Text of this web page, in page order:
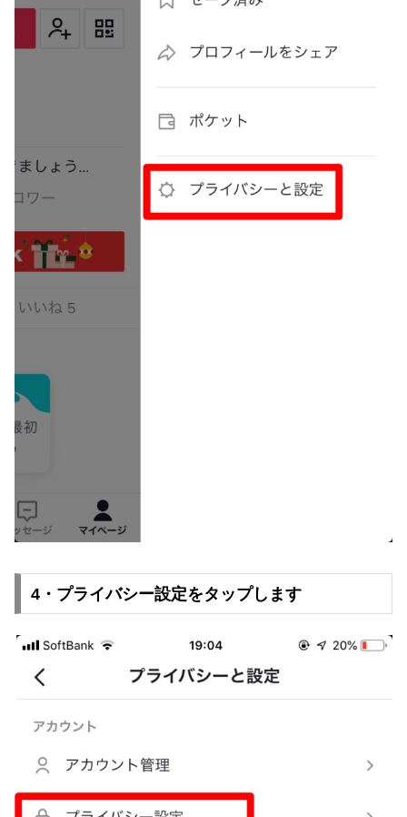
4・プライバシー設定をタップします